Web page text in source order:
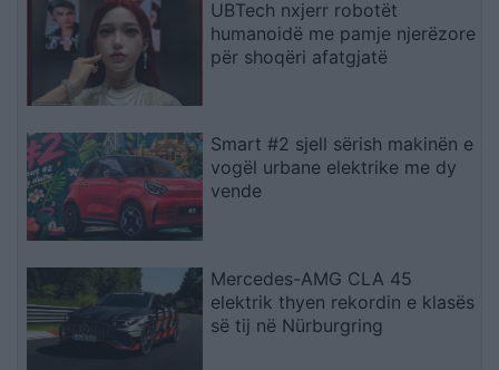
UBTech nxjerr robotët
humanoidë me pamje njerëzore
për shoqëri afatgjatë
Smart #2 sjell sërish makinën e
vogël urbane elektrike me dy
vende
Mercedes-AMG CLA 45
elektrik thyen rekordin e klasës
së tij në Nürburgring